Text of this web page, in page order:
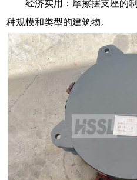
经济实用：摩擦摆支座的
种规模和类型的建筑物。